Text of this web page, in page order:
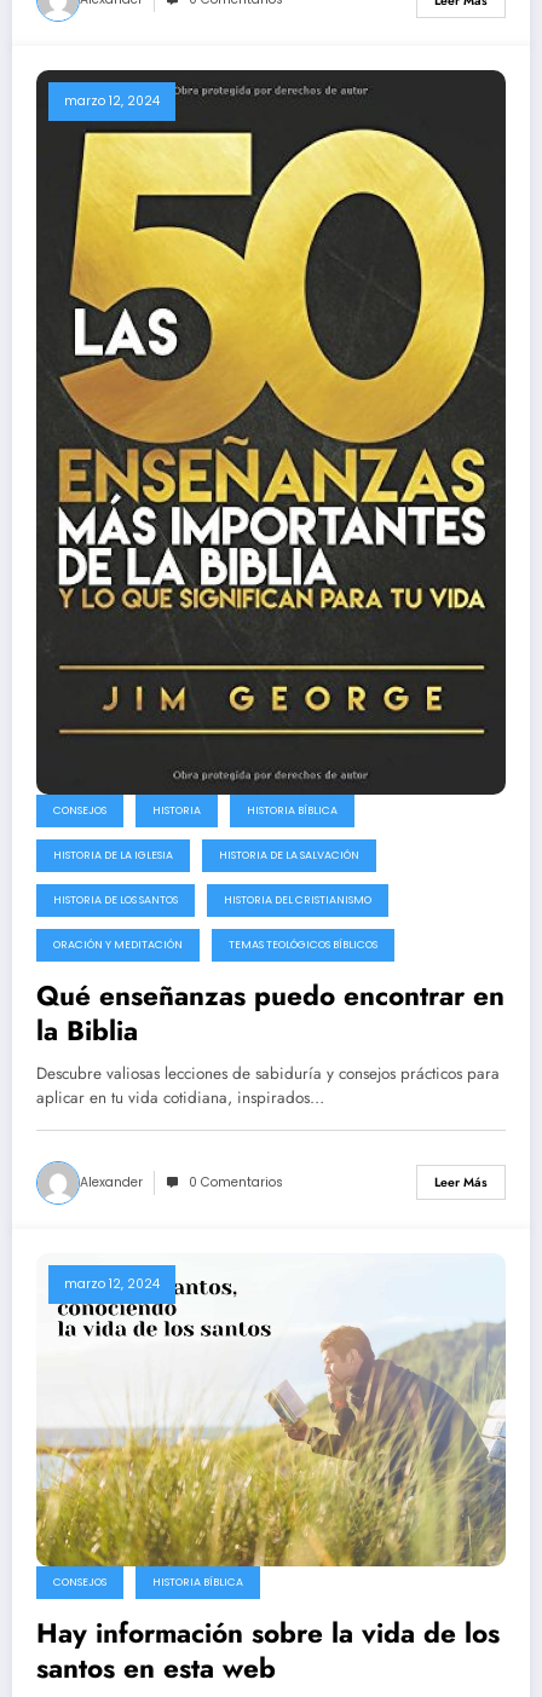
marzo 12, 2024
CONSEJOS HISTORIA HISTORIA BÍBLICA
HISTORIA DE LA IGLESIA HISTORIA DE LA SALVACIÓN
HISTORIA DE LOS SANTOS HISTORIA DEL CRISTIANISMO
ORACIÓN Y MEDITACIÓN TEMAS TEOLÓGICOS BÍBLICOS
Qué enseñanzas puedo encontrar en
la Biblia
Descubre valiosas lecciones de sabiduría y consejos prácticos para
aplicar en tu vida cotidiana, inspirados…
Alexander 0 Comentarios Leer Más
marzo 12, 2024
CONSEJOS HISTORIA BÍBLICA
Hay información sobre la vida de los
santos en esta web